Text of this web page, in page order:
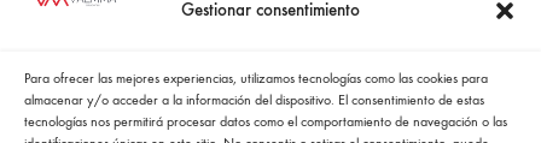
Gestionar consentimiento
Para ofrecer las mejores experiencias, utilizamos tecnologías como las cookies para
almacenar y/o acceder a la información del dispositivo. El consentimiento de estas
tecnologías nos permitirá procesar datos como el comportamiento de navegación o las